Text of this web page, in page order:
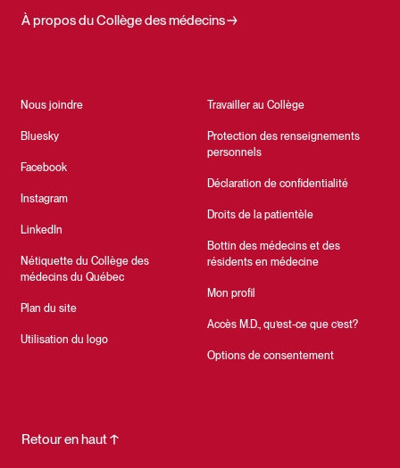
Nous joindre
Bluesky
Facebook
Instagram
LinkedIn
Nétiquette du Collège des
médecins du Québec
Plan du site
Utilisation du logo
Travailler au Collège
Protection des renseignements
personnels
Déclaration de confidentialité
Droits de la patientèle
Bottin des médecins et des
résidents en médecine
Mon profil
Accès M.D., qu’est-ce que c’est?
Options de consentement
À propos du Collège des médecins
Retour en haut